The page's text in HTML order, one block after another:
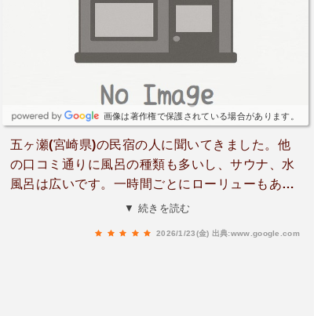
画像は著作権で保護されている場合があります。
五ヶ瀬(宮崎県)の民宿の人に聞いてきました。他
の口コミ通りに風呂の種類も多いし、サウナ、水
風呂は広いです。一時間ごとにローリューもあ
り、一日二回のアウフグースもありサウナーにと
▼ 続きを読む
2026/1/23(金) 出典:www.google.com